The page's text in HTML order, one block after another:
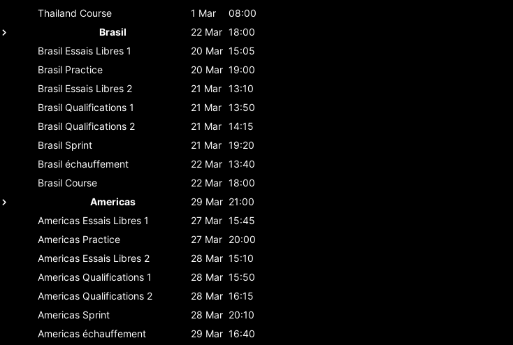
Thailand Course 1 Mar
08:00
Brasil
22 Mar 18:00
Brasil Essais Libres 1 20 Mar 15:05
Brasil Practice 20 Mar 19:00
Brasil Essais Libres 2 21 Mar 13:10
Brasil Qualifications 1 21 Mar 13:50
Brasil Qualifications 2 21 Mar 14:15
Brasil Sprint 21 Mar 19:20
Brasil échauffement 22 Mar 13:40
Brasil Course 22 Mar 18:00
Americas
29 Mar 21:00
Americas Essais Libres 1 27 Mar 15:45
Americas Practice 27 Mar 20:00
Americas Essais Libres 2 28 Mar 15:10
Americas Qualifications 1 28 Mar 15:50
Americas Qualifications 2 28 Mar 16:15
Americas Sprint 28 Mar 20:10
Americas échauffement 29 Mar 16:40